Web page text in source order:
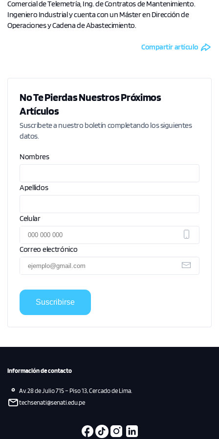
Comercial de Telemetría, Ing. de Contratos de Mantenimiento.
Ingeniero Industrial y cuenta con un Máster en Dirección de
Operaciones y Cadena de Abastecimiento.
Compartir artículo
No Te Pierdas Nuestros Próximos
Artículos
Suscríbete a nuestro boletín completando los siguientes
datos.
Nombres
Apellidos
Celular
Correo electrónico
Suscribirse
Información de contacto
Av. 28 de Julio 715 – Piso 13, Cercado de Lima.
techsenati@senati.edu.pe